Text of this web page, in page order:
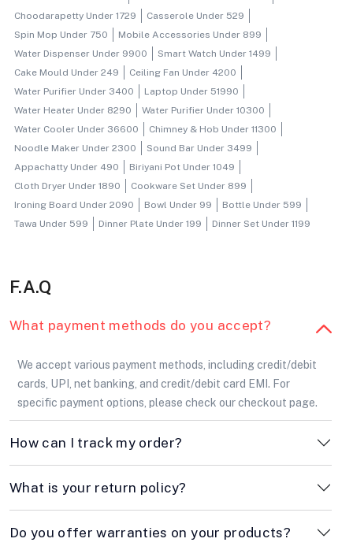
Choodarapetty Under 1729
Casserole Under 529
Spin Mop Under 750
Mobile Accessories Under 899
Water Dispenser Under 9900
Smart Watch Under 1499
Cake Mould Under 249
Ceiling Fan Under 4200
Water Purifier Under 3400
Laptop Under 51990
Water Heater Under 8290
Water Purifier Under 10300
Water Cooler Under 36600
Chimney & Hob Under 11300
Noodle Maker Under 2300
Sound Bar Under 3499
Appachatty Under 490
Biriyani Pot Under 1049
Cloth Dryer Under 1890
Cookware Set Under 899
Ironing Board Under 2090
Bowl Under 99
Bottle Under 599
Tawa Under 599
Dinner Plate Under 199 Dinner Set Under 1199
F.A.Q
What payment methods do you accept?
We accept various payment methods, including credit/debit
cards, UPI, net banking, and credit/debit card EMI. For
specific payment options, please check our checkout page.
How can I track my order?
What is your return policy?
Do you offer warranties on your products?